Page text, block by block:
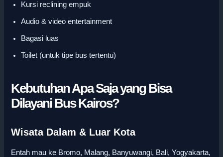
Kursi reclining empuk
Audio & video entertainment
Bagasi luas
Toilet (untuk tipe bus tertentu)
Kebutuhan Apa Saja yang Bisa
Dilayani Bus Kairos?
Wisata Dalam & Luar Kota
Entah mau ke Bromo, Malang, Banyuwangi, Bali, Yogyakarta,